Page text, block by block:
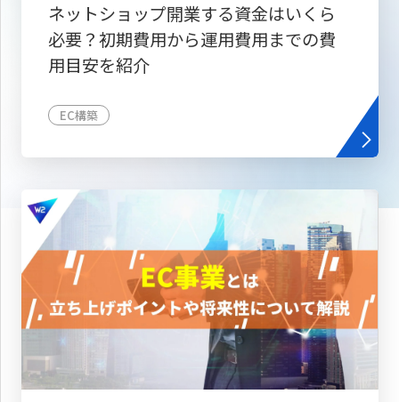
ネットショップ開業する資金はいくら
必要？初期費用から運用費用までの費
用目安を紹介
EC構築